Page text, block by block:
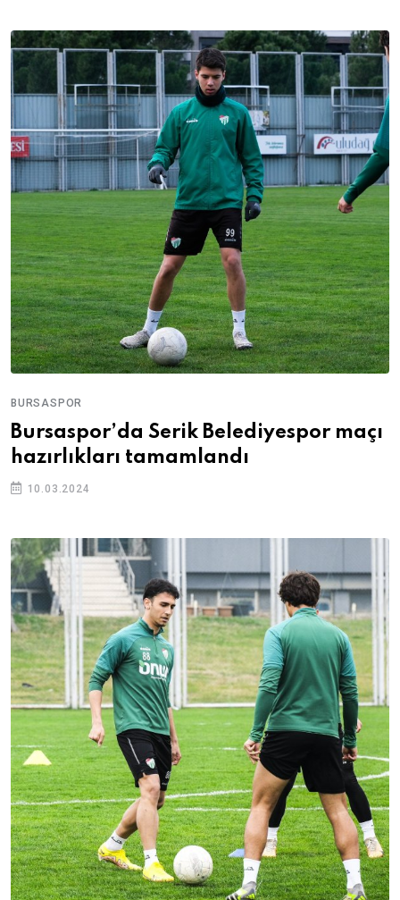
BURSASPOR
Bursaspor’da Serik Belediyespor maçı
hazırlıkları tamamlandı
10.03.2024